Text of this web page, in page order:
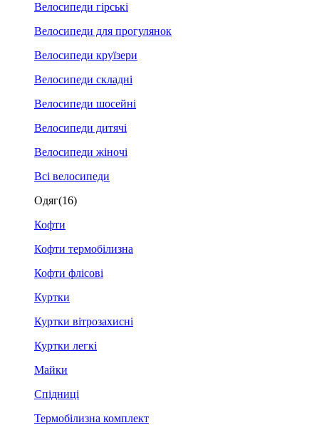
Велосипеди гірські
Велосипеди для прогулянок
Велосипеди круїзери
Велосипеди складні
Велосипеди шосейні
Велосипеди дитячі
Велосипеди жіночі
Всі велосипеди
Одяг(16)
Кофти
Кофти термобілизна
Кофти флісові
Куртки
Куртки вітрозахисні
Куртки легкі
Майки
Спідниці
Термобілизна комплект